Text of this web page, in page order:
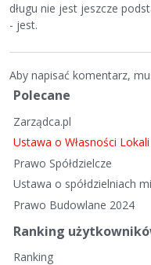
długu nie jest jeszcze
- jest.
Aby napisać komentarz,
S
y
b
k
Polecane
Zarządca.pl
Ustawa o Własności Lokali
Prawo Spółdzielcze
Ustawa o spółdzielniach
Prawo Budowlane 2024
Ranking
Ranking